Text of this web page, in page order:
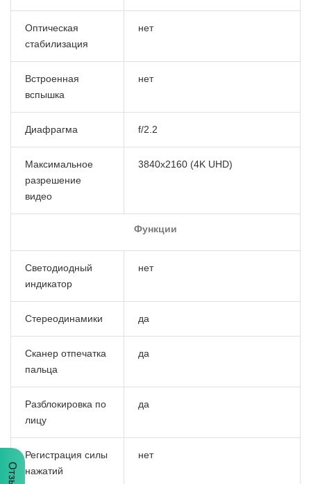
Оптическая
стабилизация
нет
Встроенная
вспышка
нет
Диафрагма f/2.2
Максимальное
разрешение
видео
3840x2160 (4K UHD)
Функции
Светодиодный
индикатор
нет
Стереодинамики да
Сканер отпечатка
пальца
да
Разблокировка по
лицу
да
Регистрация силы
нажатий
нет